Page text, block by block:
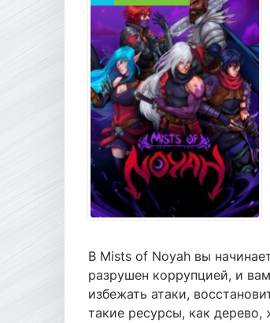
В Mists of Noyah вы
разрушен коррупцией, и
избежать атаки,
такие ресурсы, как дерево,